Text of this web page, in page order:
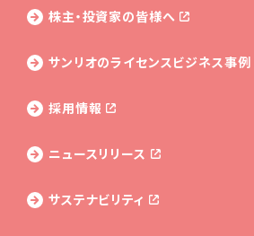
株主・投資家の皆様へ
サンリオのライセンスビジネス事例
採用情報
ニュースリリース
サステナビリティ